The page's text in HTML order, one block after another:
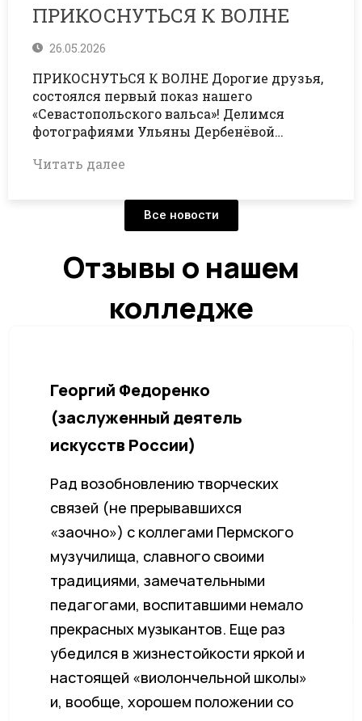
ПРИКОСНУТЬСЯ К ВОЛНЕ
26.05.2026
ПРИКОСНУТЬСЯ К ВОЛНЕ Дорогие друзья,
состоялся первый показ нашего
«Севастопольского вальса»! Делимся
фотографиями Ульяны Дербенёвой…
Читать далее
Все новости
Отзывы о нашем
колледже
Георгий Федоренко
(заслуженный деятель
искусств России)
Рад возобновлению творческих
связей (не прерывавшихся
«заочно») с коллегами Пермского
музучилища, славного своими
традициями, замечательными
педагогами, воспитавшими немало
прекрасных музыкантов. Еще раз
убедился в жизнестойкости яркой и
настоящей «виолончельной школы»
и, вообще, хорошем положении со